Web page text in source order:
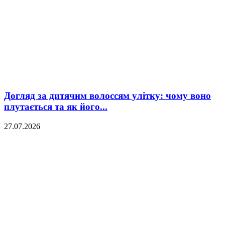
Догляд за дитячим волоссям улітку: чому воно
плутається та як його...
27.07.2026